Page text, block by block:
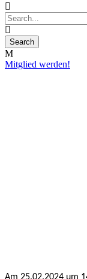
Mitglied werden!